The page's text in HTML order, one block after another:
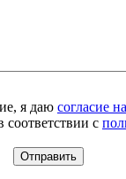
я даю согласие
соответствии с